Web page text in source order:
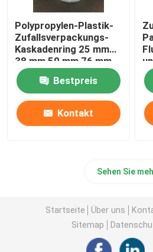
Polypropylen-Plastik-
Zufallsverpackungs-
Kaskadenring 25 mm
38 mm 50 mm 76 mm
Bestpreis
Kontakt
Sehen Sie
Startseite Über uns
Sitemap